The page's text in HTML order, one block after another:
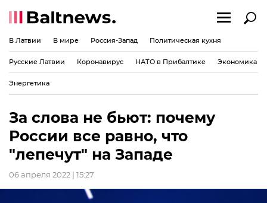
В Латвии В мире Россия-Запад Политическая кухня
Русские Латвии Коронавирус НАТО в Прибалтике Экономика
Энергетика
За слова не бьют: почему
России все равно, что
"лепечут" на Западе
06 апреля 2022 | 15:27